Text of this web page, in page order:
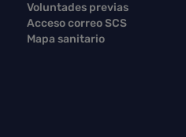
Voluntades previas
Acceso correo SCS
Mapa sanitario